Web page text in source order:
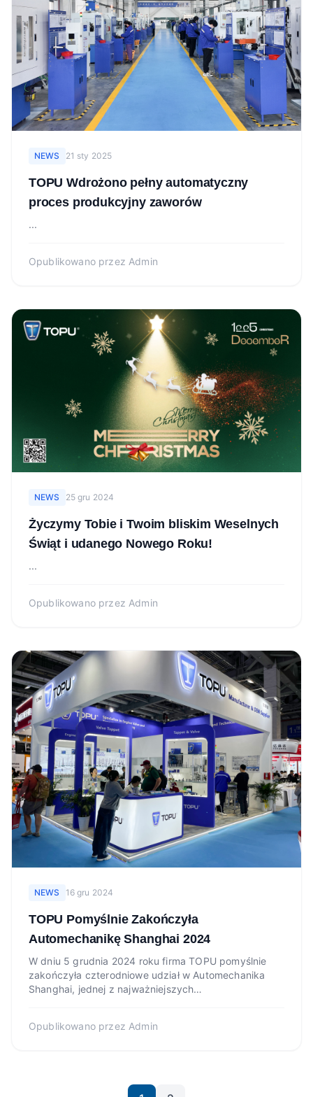
NEWS 21 sty 2025
TOPU Wdrożono pełny automatyczny
proces produkcyjny zaworów
...
Opublikowano przez Admin
NEWS 25 gru 2024
Życzymy Tobie i Twoim bliskim Weselnych
Świąt i udanego Nowego Roku!
...
Opublikowano przez Admin
NEWS 16 gru 2024
TOPU Pomyślnie Zakończyła
Automechanikę Shanghai 2024
W dniu 5 grudnia 2024 roku firma TOPU pomyślnie
zakończyła czterodniowe udział w Automechanika
Shanghai, jednej z najważniejszych
Opublikowano przez Admin